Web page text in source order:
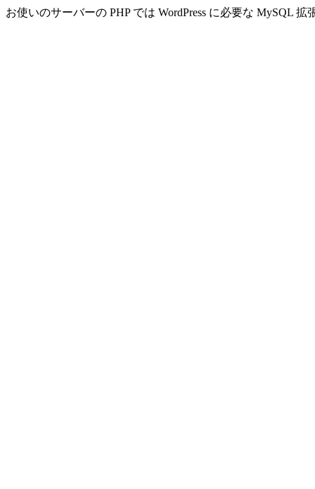
お使いのサーバーの PHP では WordPress に必要な MySQL